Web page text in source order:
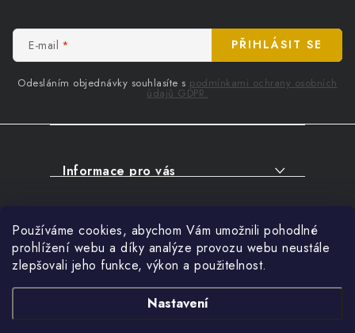
Používáme cookies, abychom Vám umožnili pohodlné
prohlížení webu a díky analýze provozu webu neustále
zlepšovali jeho funkce, výkon a použitelnost.
Nastavení
E-mail
Odesláním objednávky souhlasíte s podmínkami ochrany osobních
údajů GDPR.
PŘIHLÁSIT SE
Informace pro vás
SERVIS
FIRMY, ŠKOLY, PARTNEŘI
ARTHAS MAGAZÍN
Facebook
Přihlášení